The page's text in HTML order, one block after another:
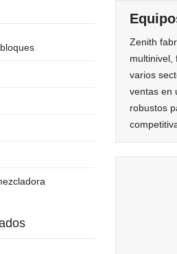
Zenith
multinivel,
varios
ventas en
robustos